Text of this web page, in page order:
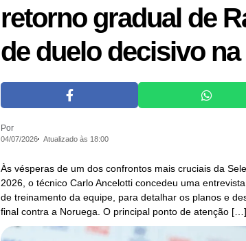
retorno gradual de
de duelo decisivo
Por
04/07/2026 Atualizado às 18:00
Às vésperas de um dos confrontos mais cruciais da
2026, o técnico Carlo Ancelotti concedeu uma
de treinamento da equipe, para detalhar os planos e
final contra a Noruega. O principal ponto de atenção […]